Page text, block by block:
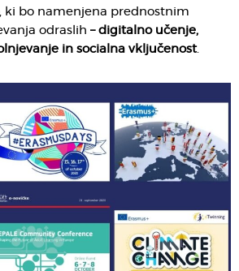
, ki bo namenjena prednostnim
odraslih – digitalno učenje,
in socialna vključenost.